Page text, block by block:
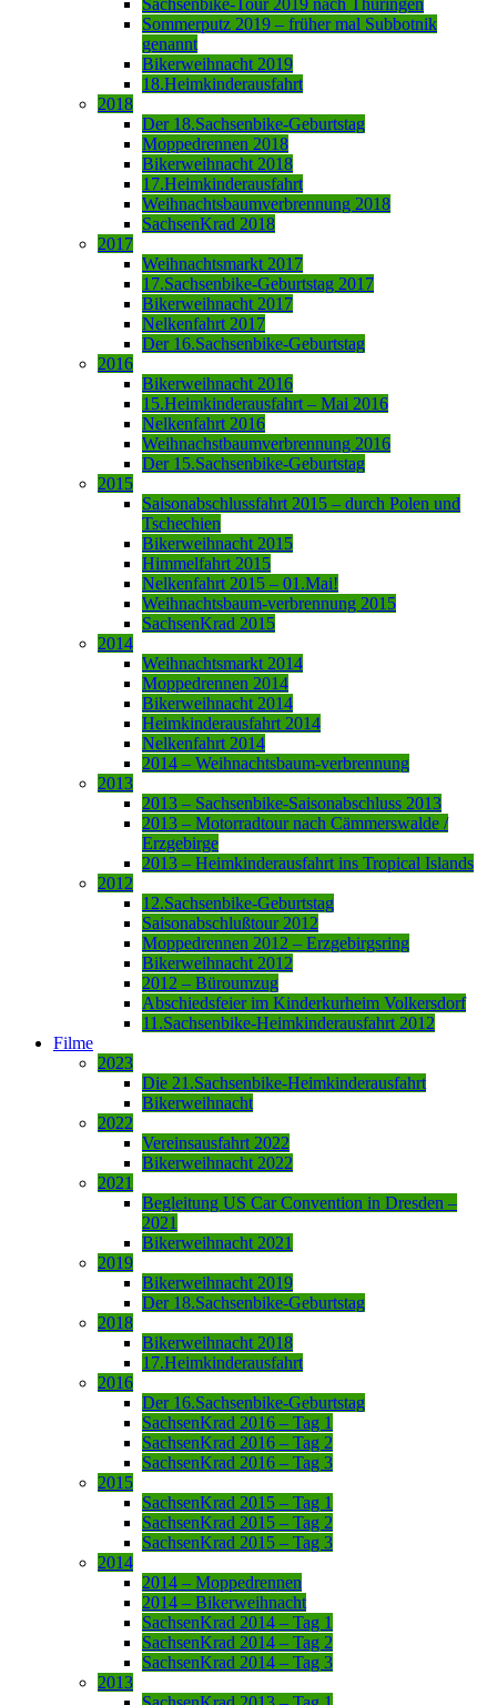
Sommerputz 2019 – früher mal Subbotnik
genannt
Bikerweihnacht 2019
18.Heimkinderausfahrt
2018
Der 18.Sachsenbike-Geburtstag
Moppedrennen 2018
Bikerweihnacht 2018
17.Heimkinderausfahrt
Weihnachtsbaumverbrennung 2018
SachsenKrad 2018
2017
Weihnachtsmarkt 2017
17.Sachsenbike-Geburtstag 2017
Bikerweihnacht 2017
Nelkenfahrt 2017
Der 16.Sachsenbike-Geburtstag
2016
Bikerweihnacht 2016
15.Heimkinderausfahrt – Mai 2016
Nelkenfahrt 2016
Weihnachstbaumverbrennung 2016
Der 15.Sachsenbike-Geburtstag
2015
Saisonabschlussfahrt 2015 – durch Polen und
Tschechien
Bikerweihnacht 2015
Himmelfahrt 2015
Nelkenfahrt 2015 – 01.Mai!
Weihnachtsbaum-verbrennung 2015
SachsenKrad 2015
2014
Weihnachtsmarkt 2014
Moppedrennen 2014
Bikerweihnacht 2014
Heimkinderausfahrt 2014
Nelkenfahrt 2014
2014 – Weihnachtsbaum-verbrennung
2013
2013 – Sachsenbike-Saisonabschluss 2013
2013 – Motorradtour nach Cämmerswalde /
Erzgebirge
2013 – Heimkinderausfahrt ins Tropical Islands
2012
12.Sachsenbike-Geburtstag
Saisonabschlußtour 2012
Moppedrennen 2012 – Erzgebirgsring
Bikerweihnacht 2012
2012 – Büroumzug
Abschiedsfeier im Kinderkurheim Volkersdorf
11.Sachsenbike-Heimkinderausfahrt 2012
Filme
2023
Die 21.Sachsenbike-Heimkinderausfahrt
Bikerweihnacht
2022
Vereinsausfahrt 2022
Bikerweihnacht 2022
2021
Begleitung US Car Convention in Dresden –
2021
Bikerweihnacht 2021
2019
Bikerweihnacht 2019
Der 18.Sachsenbike-Geburtstag
2018
Bikerweihnacht 2018
17.Heimkinderausfahrt
2016
Der 16.Sachsenbike-Geburtstag
SachsenKrad 2016 – Tag 1
SachsenKrad 2016 – Tag 2
SachsenKrad 2016 – Tag 3
2015
SachsenKrad 2015 – Tag 1
SachsenKrad 2015 – Tag 2
SachsenKrad 2015 – Tag 3
2014
2014 – Moppedrennen
2014 – Bikerweihnacht
SachsenKrad 2014 – Tag 1
SachsenKrad 2014 – Tag 2
SachsenKrad 2014 – Tag 3
2013